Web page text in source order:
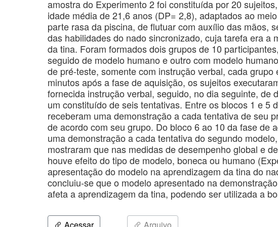
amostra do Experimento 2 foi constituída por 20
idade média de 21,6 anos (DP= 2,8), adaptados ao
parte rasa da piscina, de flutuar com auxílio das mãos,
das habilidades do nado sincronizado, cuja tarefa era a
da tina. Foram formados dois grupos de 10
seguido de modelo humano e outro com modelo
de pré-teste, somente com instrução verbal, cada
minutos após a fase de aquisição, os sujeitos
fornecida instrução verbal, seguido, no dia seguinte, de
um constituído de seis tentativas. Entre os blocos 1 e 5
receberam uma demonstração a cada tentativa de seu
de acordo com seu grupo. Do bloco 6 ao 10 da fase de
uma demonstração a cada tentativa do segundo
mostraram que nas medidas de desempenho global e
houve efeito do tipo de modelo, boneca ou humano
apresentação do modelo na aprendizagem da tina do
concluiu-se que o modelo apresentado na
afeta a aprendizagem da tina, podendo ser utilizada a
Acessar Arquivo